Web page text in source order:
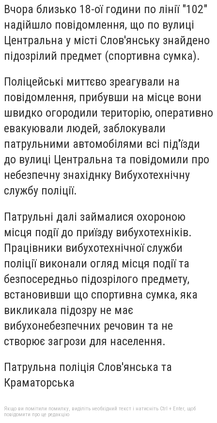
Вчора близько 18-ої години по лінії "102"
надійшло повідомлення, що по вулиці
Центральна у місті Слов'янську знайдено
підозрілий предмет (спортивна сумка).
Поліцейські миттєво зреагували на
повідомлення, прибувши на місце вони
швидко огородили територію, оперативно
евакуювали людей, заблокували
патрульними автомобілями всі під'їзди
до вулиці Центральна та повідомили про
небезпечну знахіднку Вибухотехнічну
службу поліції.
Патрульні далі займалися охороною
місця події до приїзду вибухотехніків.
Працівники вибухотехнічної служби
поліції виконали огляд місця події та
безпосередньо підозрілого предмету,
встановивши що спортивна сумка, яка
викликала підозру не має
вибухонебезпечних речовин та не
створює загрози для населення.
Патрульна поліція Слов'янська та
Краматорська
Якщо ви помітили помилку, виділіть необхідний текст і натисніть Ctrl + Enter, щоб
повідомити про це редакцію